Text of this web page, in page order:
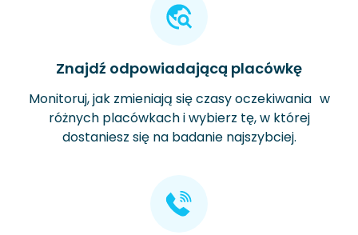
Znajdź odpowiadającą placówkę
Monitoruj, jak zmieniają się czasy oczekiwania w
różnych placówkach i wybierz tę, w której
dostaniesz się na badanie najszybciej.